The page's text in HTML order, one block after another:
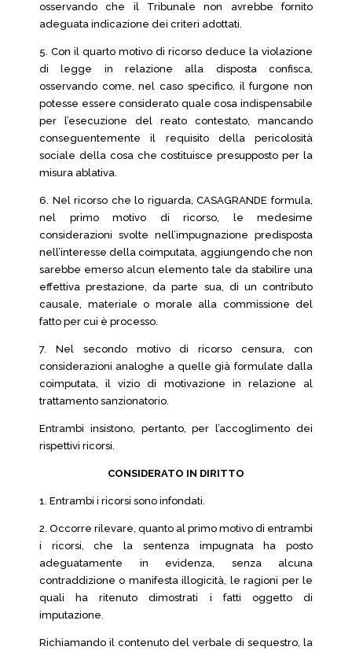
osservando che il Tribunale non avrebbe fornito
adeguata indicazione dei criteri adottati.
5. Con il quarto motivo di ricorso deduce la violazione
di legge in relazione alla disposta confisca,
osservando come, nel caso specifico, il furgone non
potesse essere considerato quale cosa indispensabile
per l’esecuzione del reato contestato, mancando
conseguentemente il requisito della pericolosità
sociale della cosa che costituisce presupposto per la
misura ablativa.
6. Nel ricorso che lo riguarda, CASAGRANDE formula,
nel primo motivo di ricorso, le medesime
considerazioni svolte nell’impugnazione predisposta
nell’interesse della coimputata, aggiungendo che non
sarebbe emerso alcun elemento tale da stabilire una
effettiva prestazione, da parte sua, di un contributo
causale, materiale o morale alla commissione del
fatto per cui è processo.
7. Nel secondo motivo di ricorso censura, con
considerazioni analoghe a quelle già formulate dalla
coimputata, il vizio di motivazione in relazione al
trattamento sanzionatorio.
Entrambi insistono, pertanto, per l’accoglimento dei
rispettivi ricorsi.
CONSIDERATO IN DIRITTO
1. Entrambi i ricorsi sono infondati.
2. Occorre rilevare, quanto al primo motivo di entrambi
i ricorsi, che la sentenza impugnata ha posto
adeguatamente in evidenza, senza alcuna
contraddizione o manifesta illogicità, le ragioni per le
quali ha ritenuto dimostrati i fatti oggetto di
imputazione.
Richiamando il contenuto del verbale di sequestro, la